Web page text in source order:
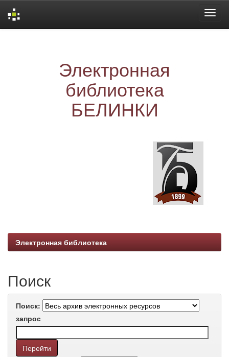
Электронная
библиотека
БЕЛИНКИ
Электронная библиотека
Поиск
Поиск:
запрос